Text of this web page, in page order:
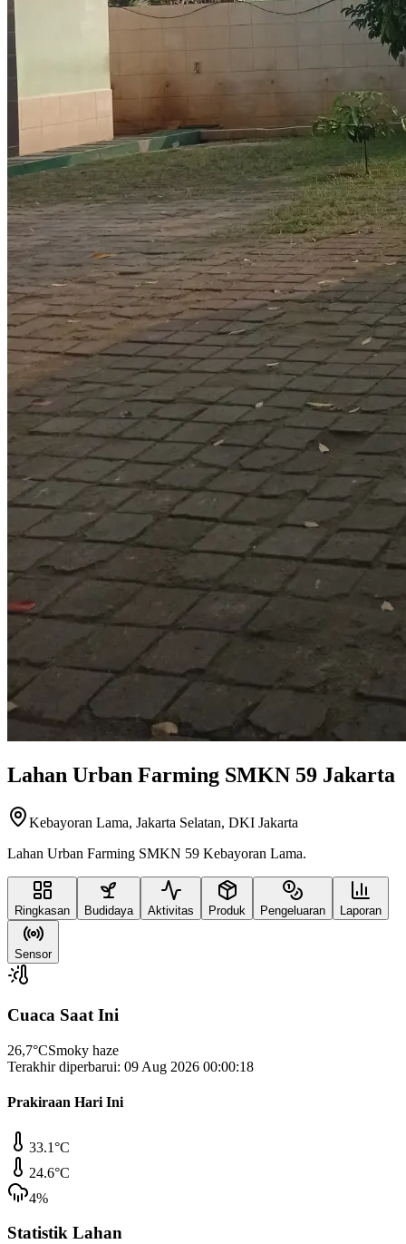
Lahan Urban Farming SMKN 59 Jakarta
Kebayoran Lama, Jakarta Selatan, DKI Jakarta
Lahan Urban Farming SMKN 59 Kebayoran Lama.
Ringkasan Budidaya Aktivitas Produk Pengeluaran Laporan
Sensor
Cuaca Saat Ini
26,7°CSmoky haze
Terakhir diperbarui: 09 Aug 2026 00:00:18
Prakiraan Hari Ini
33.1°C
24.6°C
4%
Statistik Lahan